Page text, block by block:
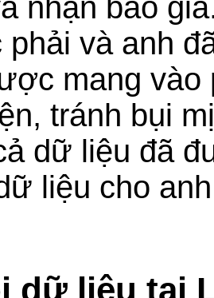
phải và anh
mang vào
tránh bụi
dữ liệu đã
liệu cho
dữ liệu tại